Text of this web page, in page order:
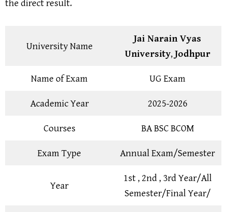
the direct result.
University Name
Jai Narain Vyas
University, Jodhpur
Name of Exam UG Exam
Academic Year 2025-2026
Courses BA BSC BCOM
Exam Type Annual Exam/Semester
Year
1st , 2nd , 3rd Year/All
Semester/Final Year/